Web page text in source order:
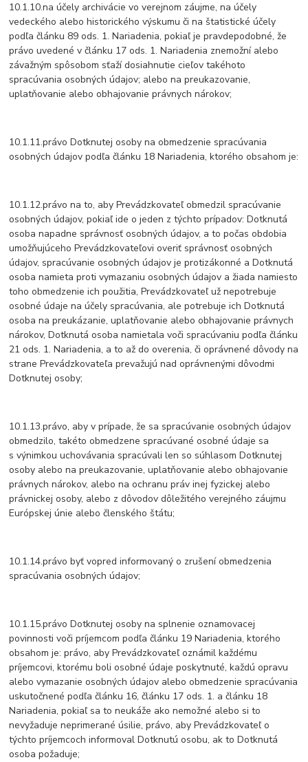
10.1.10.na účely archivácie vo verejnom záujme, na účely
vedeckého alebo historického výskumu či na štatistické účely
podľa článku 89 ods. 1. Nariadenia, pokiaľ je pravdepodobné, že
právo uvedené v článku 17 ods. 1. Nariadenia znemožní alebo
závažným spôsobom sťaží dosiahnutie cieľov takéhoto
spracúvania osobných údajov; alebo na preukazovanie,
uplatňovanie alebo obhajovanie právnych nárokov;
10.1.11.právo Dotknutej osoby na obmedzenie spracúvania
osobných údajov podľa článku 18 Nariadenia, ktorého obsahom je:
10.1.12.právo na to, aby Prevádzkovateľ obmedzil spracúvanie
osobných údajov, pokiaľ ide o jeden z týchto prípadov: Dotknutá
osoba napadne správnosť osobných údajov, a to počas obdobia
umožňujúceho Prevádzkovateľovi overiť správnosť osobných
údajov, spracúvanie osobných údajov je protizákonné a Dotknutá
osoba namieta proti vymazaniu osobných údajov a žiada namiesto
toho obmedzenie ich použitia, Prevádzkovateľ už nepotrebuje
osobné údaje na účely spracúvania, ale potrebuje ich Dotknutá
osoba na preukázanie, uplatňovanie alebo obhajovanie právnych
nárokov, Dotknutá osoba namietala voči spracúvaniu podľa článku
21 ods. 1. Nariadenia, a to až do overenia, či oprávnené dôvody na
strane Prevádzkovateľa prevažujú nad oprávnenými dôvodmi
Dotknutej osoby;
10.1.13.právo, aby v prípade, že sa spracúvanie osobných údajov
obmedzilo, takéto obmedzene spracúvané osobné údaje sa
s výnimkou uchovávania spracúvali len so súhlasom Dotknutej
osoby alebo na preukazovanie, uplatňovanie alebo obhajovanie
právnych nárokov, alebo na ochranu práv inej fyzickej alebo
právnickej osoby, alebo z dôvodov dôležitého verejného záujmu
Európskej únie alebo členského štátu;
10.1.14.právo byť vopred informovaný o zrušení obmedzenia
spracúvania osobných údajov;
10.1.15.právo Dotknutej osoby na splnenie oznamovacej
povinnosti voči príjemcom podľa článku 19 Nariadenia, ktorého
obsahom je: právo, aby Prevádzkovateľ oznámil každému
príjemcovi, ktorému boli osobné údaje poskytnuté, každú opravu
alebo vymazanie osobných údajov alebo obmedzenie spracúvania
uskutočnené podľa článku 16, článku 17 ods. 1. a článku 18
Nariadenia, pokiaľ sa to neukáže ako nemožné alebo si to
nevyžaduje neprimerané úsilie, právo, aby Prevádzkovateľ o
týchto príjemcoch informoval Dotknutú osobu, ak to Dotknutá
osoba požaduje;